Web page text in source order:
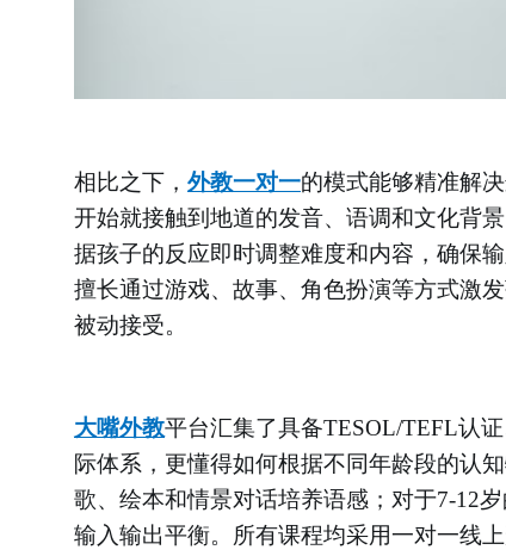
相比之下， 外教一对一的模式能够精准解
开始就接触到地道的发音、语调和文化背
据孩子的反应即时调整难度和内容，确保
擅长通过游戏、故事、角色扮演等方式激
被动接受。
大嘴外教平台汇集了具备TESOL/TEFL认
际体系，更懂得如何根据不同年龄段的认
歌、绘本和情景对话培养语感；对于7-12
输入输出平衡。所有课程均采用一对一线